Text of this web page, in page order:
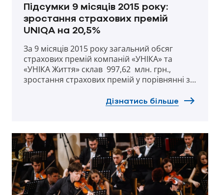
Підсумки 9 місяців 2015 року:
зростання страхових премій
UNIQA на 20,5%
За 9 місяців 2015 року загальний обсяг
страхових премій компаній «УНІКА» та
«УНІКА Життя» склав 997,62 млн. грн.,
зростання страхових премій у порівнянні з
20,5%. Чистий прибуток компаній склав
Дізнатись більше